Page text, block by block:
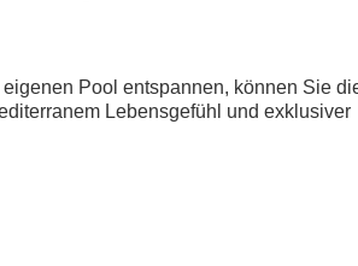
Pool entspannen, können Sie
Lebensgefühl und exklusiver